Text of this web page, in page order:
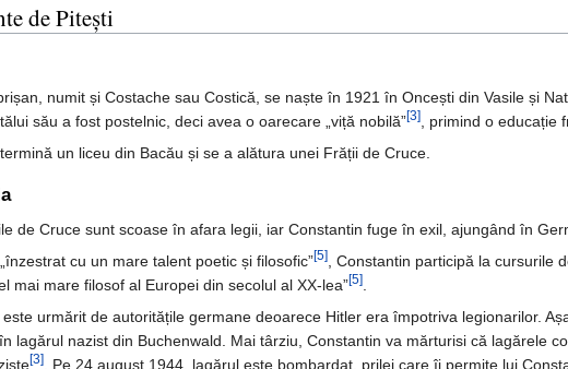
de Pitești
numit și Costache sau Costică, se naște în 1921 în Oncești din Vasile și
său a fost postelnic, deci avea o oarecare „viță nobilă”[3]
, primind o educație
un liceu din Bacău și se a alătura unei Frății de Cruce.
de Cruce sunt scoase în afara legii, iar Constantin fuge în exil, ajungând în
cu un mare talent poetic și filosofic”[5], Constantin participă la cursurile
mai mare filosof al Europei din secolul al XX-lea”[5].
urmărit de autoritățile germane deoarece Hitler era împotriva legionarilor.
lagărul nazist din Buchenwald. Mai târziu, Constantin va mărturisi că lagărele
[3]. Pe 24 august 1944, lagărul este bombardat, prilej care îi permite lui